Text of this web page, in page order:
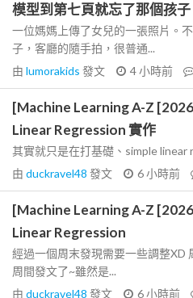
模型到第七頁就忘了那個孩子
一位媽媽上傳了女兒的一張照片。
子，客廳的隨手拍，很普通...
由 lumorakids 發文 4 小時前
[Machine Learning A-Z
Linear Regression 實作
其實就只是在打基礎、simple linear
由 duckravel48 發文 6 小時前
[Machine Learning A-Z
Linear Regression
經過一個周末發現需要一些調整XD
周間發文了~雖然是...
由 duckravel48 發文 6 小時前